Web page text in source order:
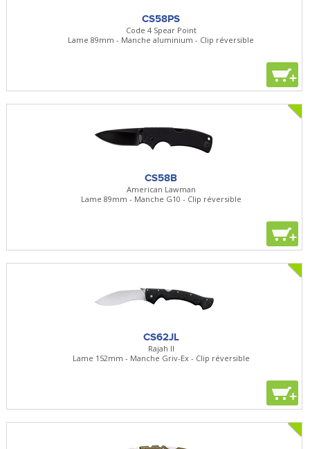
CS58PS
Code 4 Spear Point
Lame 89mm - Manche aluminium - Clip réversible
+
CS58B
American Lawman
Lame 89mm - Manche G10 - Clip réversible
+
CS62JL
Rajah II
Lame 152mm - Manche Griv-Ex - Clip réversible
+